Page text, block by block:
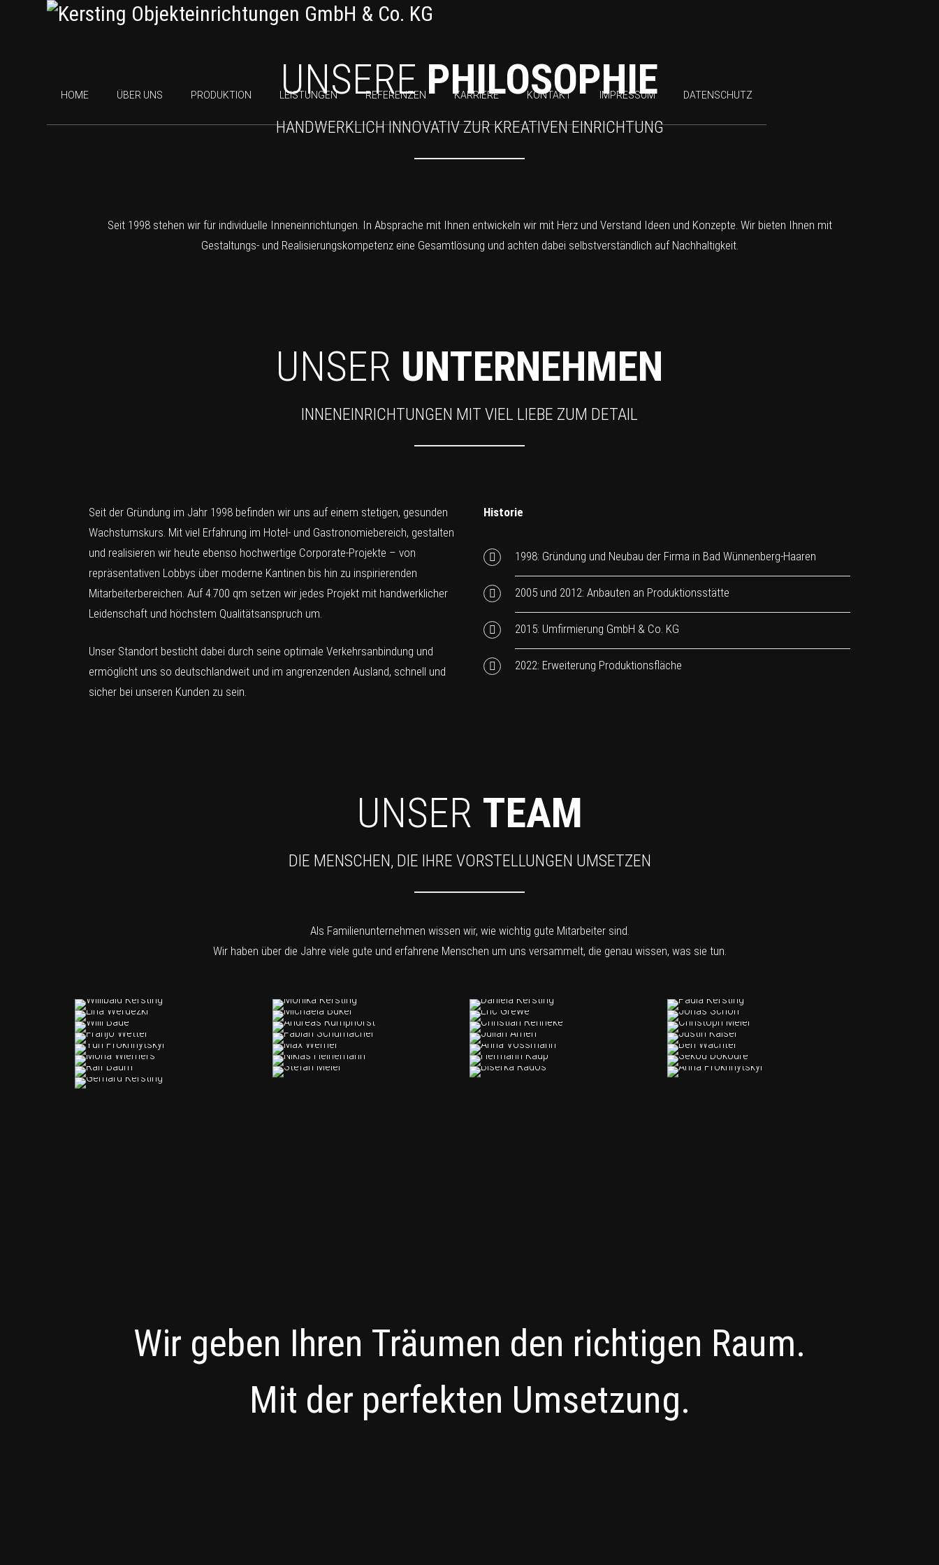
HOME ÜBER UNS PRODUKTION LEISTUNGEN REFERENZEN KARRIERE KONTAKT IMPRESSUM DATENSCHUTZ
UNSEREPHILOSOPHIE
HANDWERKLICH INNOVATIV ZUR KREATIVEN EINRICHTUNG
Seit 1998 stehen wir für individuelle Inneneinrichtungen. In Absprache mit Ihnen entwickeln wir mit Herz und Verstand Ideen und Konzepte. Wir bieten Ihnen mit
Gestaltungs- und Realisierungskompetenz eine Gesamtlösung und achten dabei selbstverständlich auf Nachhaltigkeit.
UNSER UNTERNEHMEN
INNENEINRICHTUNGEN MIT VIEL LIEBE ZUM DETAIL
Seit der Gründung im Jahr 1998 befinden wir uns auf einem stetigen, gesunden
Wachstumskurs. Mit viel Erfahrung im Hotel- und Gastronomiebereich, gestalten
und realisieren wir heute ebenso hochwertige Corporate-Projekte – von
repräsentativen Lobbys über moderne Kantinen bis hin zu inspirierenden
Mitarbeiterbereichen. Auf 4.700 qm setzen wir jedes Projekt mit handwerklicher
Leidenschaft und höchstem Qualitätsanspruch um.
Unser Standort besticht dabei durch seine optimale Verkehrsanbindung und
ermöglicht uns so deutschlandweit und im angrenzenden Ausland, schnell und
sicher bei unseren Kunden zu sein.
Historie
1998: Gründung und Neubau der Firma in Bad Wünnenberg-Haaren
2005 und 2012: Anbauten an Produktionsstätte
2015: Umfirmierung GmbH & Co. KG
2022: Erweiterung Produktionsfläche
UNSER TEAM
DIE MENSCHEN, DIE IHRE VORSTELLUNGEN UMSETZEN
Als Familienunternehmen wissen wir, wie wichtig gute Mitarbeiter sind.
Wir haben über die Jahre viele gute und erfahrene Menschen um uns versammelt, die genau wissen, was sie tun.
Wir geben Ihren Träumen den richtigen Raum.
Mit der perfekten Umsetzung.